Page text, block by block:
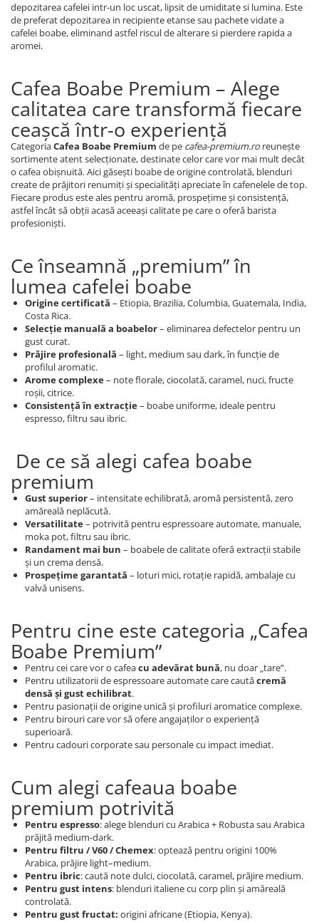
depozitarea cafelei intr-un loc uscat, lipsit de umiditate si lumina. Este
de preferat depozitarea in recipiente etanse sau pachete vidate a
cafelei boabe, eliminand astfel riscul de alterare si pierdere rapida a
aromei.
Cafea Boabe Premium – Alege
calitatea care transformă fiecare
ceașcă într-o experiență
CategoriaCafea Boabe Premium de pe cafea-premium.ro reunește
sortimente atent selecționate, destinate celor care vor mai mult decât
o cafea obișnuită. Aici găsești boabe de origine controlată, blenduri
create de prăjitori renumiți și specialități apreciate în cafenelele de top.
Fiecare produs este ales pentru aromă, prospețime și consistență,
astfel încât să obții acasă aceeași calitate pe care o oferă barista
profesioniști.
Ce înseamnă „premium” în
lumea cafelei boabe
Origine certificată – Etiopia, Brazilia, Columbia, Guatemala, India,
Costa Rica.
Selecție manuală a boabelor– eliminarea defectelor pentru un
gust curat.
Prăjire profesională – light, medium sau dark, în funcție de
profilul aromatic.
Arome complexe– note florale, ciocolată, caramel, nuci, fructe
roșii, citrice.
Consistență în extracție– boabe uniforme, ideale pentru
espresso, filtru sau ibric.
De ce să alegi cafea boabe
premium
Gust superior– intensitate echilibrată, aromă persistentă, zero
amăreală neplăcută.
Versatilitate– potrivită pentru espressoare automate, manuale,
moka pot, filtru sau ibric.
Randament mai bun – boabele de calitate oferă extracții stabile
și un crema densă.
Prospețime garantată – loturi mici, rotație rapidă, ambalaje cu
valvă unisens.
Pentru cine este categoria „Cafea
Boabe Premium”
Pentru cei care vor o cafeacu adevărat bună, nu doar „tare”.
Pentru utilizatorii de espressoare automate care cautăcremă
densă și gust echilibrat.
Pentru pasionații de origine unică și profiluri aromatice complexe.
Pentru birouri care vor să ofere angajaților o experiență
superioară.
Pentru cadouri corporate sau personale cu impact imediat.
Cum alegi cafeaua boabe
premium potrivită
Pentru espresso: alege blenduri cu Arabica + Robusta sau Arabica
prăjită medium-dark.
Pentru filtru / V60 / Chemex: optează pentru origini 100%
Arabica, prăjire light–medium.
Pentru ibric: caută note dulci, ciocolată, caramel, prăjire medium.
Pentru gust intens: blenduri italiene cu corp plin și amăreală
controlată.
Pentru gust fructat: origini africane (Etiopia, Kenya).